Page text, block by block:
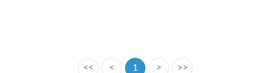
<< < 1 > >>